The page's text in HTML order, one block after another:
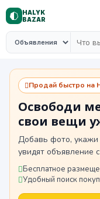
HALYK
BAZAR
Продай быстро на
Освободи
свои вещи
Добавь фото,
увидят объявление
Бесплатное
Удобный поиск